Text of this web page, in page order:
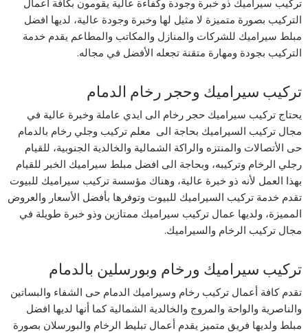
تركيب سيراميك ذو خبرة وجودة وكفاءة عالية يقومون بكافة أعمال
التركيب بصورة متميزة لا مثيل لها وخبرة وجودة عالية، لديها افضل
مبلط سيراميك للشركات والمنازل والمكاتب والمطاعم يقدم خدمة
التركيب بجودة ومهارة متقنة تجعله الأفضل في مجاله.
تركيب سيراميك وحجر رخام الدمام
يحتاج تركيب سيراميك حجر رخام الى ايدي عاملة وخبرة عالية في
مجال تركيب السيراميك بحاجة الى معلم تركيب وجلي رخام بالدمام
حى الأتصالات والمنتزه والراكة الشمالية والخالدية الجنوبية، للقيام
رجلي الرخام وتركيبه، وبحاجة الى افضل مبلط سيراميك الخبر للقيام
بهذا العمل لأنه ذو خبرة عالية، وهناك مؤسسة تركيب سيراميك للبيوت
تقدم خدمة تركيب السيراميك للبيوت وتوفرها بأفضل الأسعار والعروض
المميزة، ولديها عمال تركيب سيراميك ممتازين وذو خبرة طويلة في
مجال تركيب الرخام والسيراميك.
تركيب سيراميك ورخام وبورسلين بالدمام
تقدم كافة أعمال تركيب رخام وسيراميك الدمام حى الشفاء والبساتين
والناصرية والواحة والمروج والخالدية الشمالية كما أنها لديها افضل
مبلط ولديها فريق متميز يقدم أعمال تبليط الرخام والبورسلان بصورة